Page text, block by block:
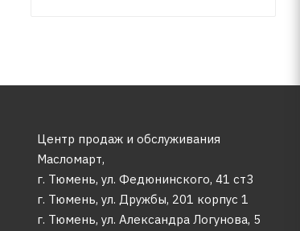
Центр продаж и обслуживания
Масломарт,
г. Тюмень, ул. Федюнинского, 41 ст3
г. Тюмень, ул. Дружбы, 201 корпус 1
г. Тюмень, ул. Александра Логунова, 5